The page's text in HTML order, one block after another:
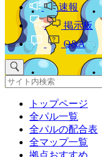
速報
掲示板
Q&A
トップページ
全パル一覧
全パルの配合表
全マップ一覧
拠点おすすめ